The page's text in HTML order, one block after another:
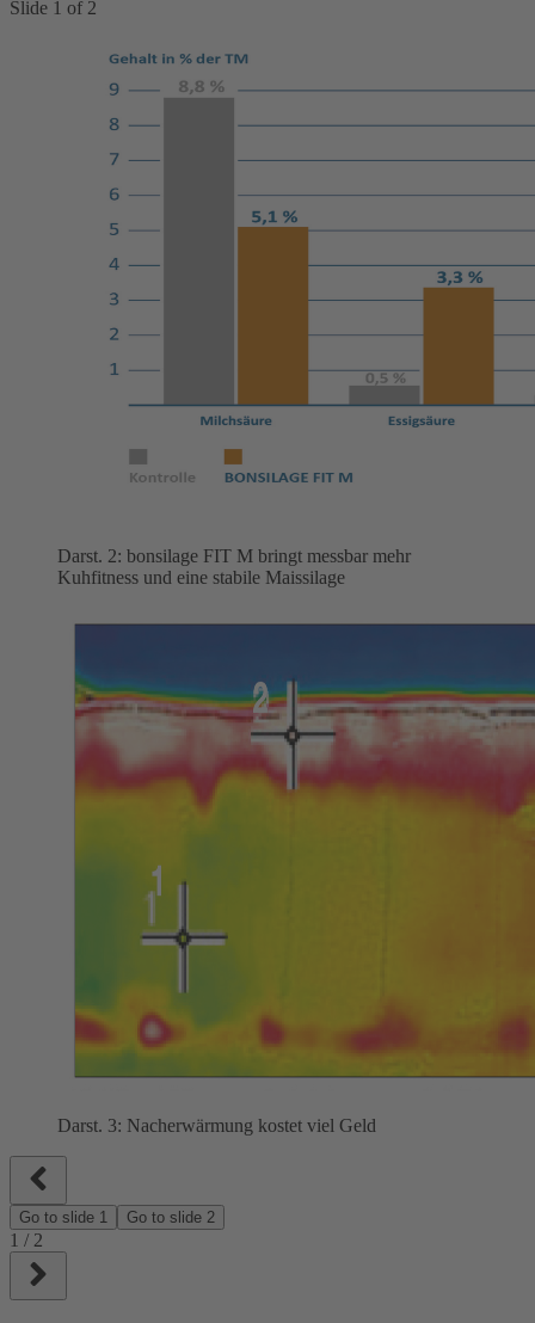
Slide 1 of 2
Darst. 2: bonsilage FIT M bringt messbar mehr
Kuhfitness und eine stabile Maissilage
Darst. 3: Nacherwärmung kostet viel Geld
Go to slide 1 Go to slide 2
1 / 2